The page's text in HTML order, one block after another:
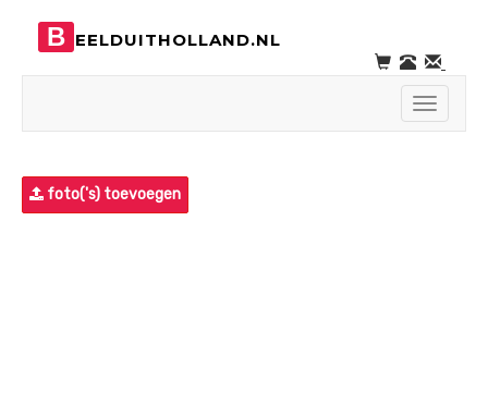
B EELDUITHOLLAND.NL
Toggle
foto('s) toevoegen